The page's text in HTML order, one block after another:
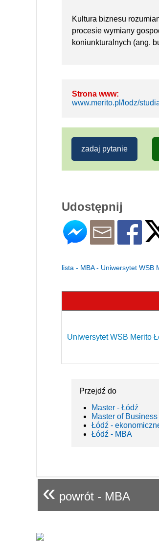
Kultura biznesu
procesie wymiany
koniunkturalnych (ang.
Strona www:
www.merito.pl/lodz/
zadaj pytanie
Udostępnij
lista - MBA - Uniwersytet WSB
Uniwersytet WSB Merito
Przejdź do
Master - Łódź
Master of
Łódź -
Łódź - MBA
« powrót - MBA